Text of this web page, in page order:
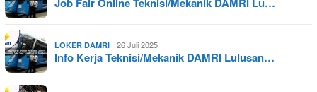
LOKER DAMRI 26 Juli 2025
Info Kerja Teknisi/Mekanik DAMRI Lulusan…